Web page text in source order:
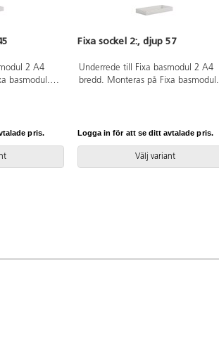
2 A4
basmodul.
pris.
Fixa sockel 2:, djup 57
Underrede till Fixa basmodul 2 A4
bredd. Monteras på Fixa basmodul.
Logga in för att se ditt avtalade pris.
Välj variant